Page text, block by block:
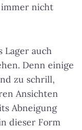
nicht
Lager auch
Denn einige
zu schrill,
Ansichten
Abneigung
dieser Form